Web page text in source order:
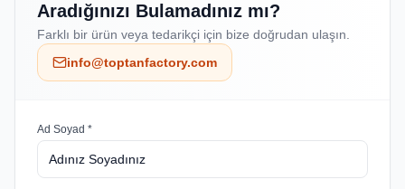
Aradığınızı Bulamadınız mı?
Farklı bir ürün veya tedarikçi için bize doğrudan ulaşın.
info@toptanfactory.com
Ad Soyad *